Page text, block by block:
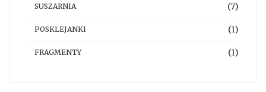
SUSZARNIA (7)
POSKLEJANKI (1)
FRAGMENTY (1)